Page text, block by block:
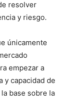
resolver
y riesgo.
únicamente
empezar a
y capacidad de
base sobre la